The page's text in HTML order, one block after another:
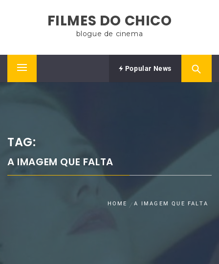
FILMES DO CHICO
blogue de cinema
Primary
Popular News
TAG:
A IMAGEM QUE FALTA
HOME A IMAGEM QUE FALTA